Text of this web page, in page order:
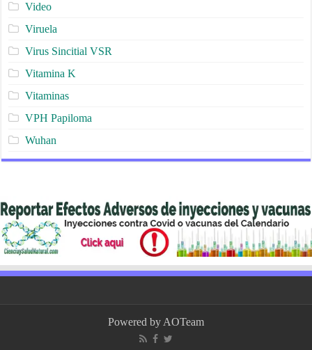
Video
Viruela
Virus Sincitial VSR
Vitamina K
Vitaminas
VPH Papiloma
Wuhan
Powered by AOTeam